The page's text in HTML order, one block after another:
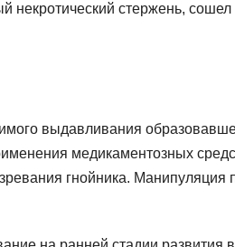
некротический стержень,
выдавливания
медикаментозных
гнойника. Манипуляция